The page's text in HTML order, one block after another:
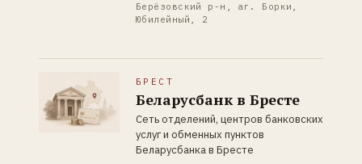
Берёзовский р-н, аг. Борки,
Юбилейный, 2
БРЕСТ
Беларусбанк в Бресте
Сеть отделений, центров банковских
услуг и обменных пунктов
Беларусбанка в Бресте